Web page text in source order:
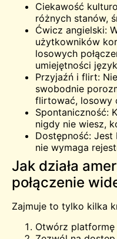
Ciekawość
różnych stanów,
Ćwicz angielski:
użytkowników
losowych
umiejętności
Przyjaźń i flirt:
swobodnie
flirtować, losowy
Spontaniczność:
nigdy nie wiesz,
Dostępność: Jest
nie wymaga
Jak działa
połączenie
Zajmuje to tylko kilka
Otwórz platformę